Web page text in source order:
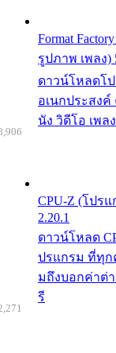
Format
รูปภาพ เพลง)
ดาวน์โหลดโป
อเนกประสง
นัง วิดีโอ เพล
CPU-Z (โปร
2.20.1
ดาวน์โหลด
ปรแกรม ที่ทุก
มถึงบอกค่าต่
รี